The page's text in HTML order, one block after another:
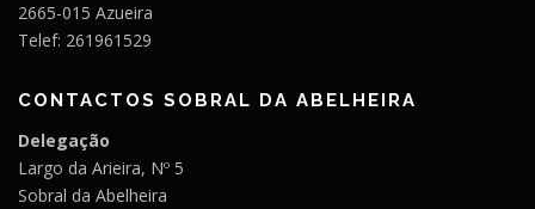
2665-015 Azueira
Telef: 261961529
CONTACTOS SOBRAL DA ABELHEIRA
Delegação
Largo da Arieira, Nº 5
Sobral da Abelheira